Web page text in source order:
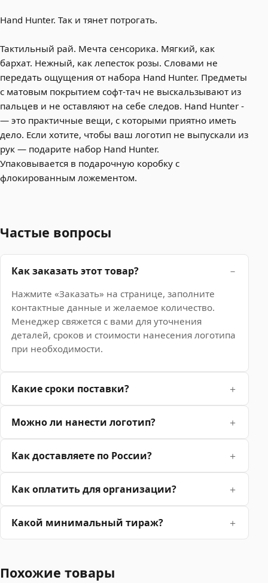
Hand Hunter. Так и тянет потрогать.
Тактильный рай. Мечта сенсорика. Мягкий, как
бархат. Нежный, как лепесток розы. Словами не
передать ощущения от набора Hand Hunter. Предметы
с матовым покрытием софт-тач не выскальзывают из
пальцев и не оставляют на себе следов. Hand Hunter ­
— это практичные вещи, с которыми приятно иметь
дело. Если хотите, чтобы ваш логотип не выпускали из
рук — подарите набор Hand Hunter.
Упаковывается в подарочную коробку с
флокированным ложементом.
Частые вопросы
Как заказать этот товар?
Нажмите «Заказать» на странице, заполните
контактные данные и желаемое количество.
Менеджер свяжется с вами для уточнения
деталей, сроков и стоимости нанесения логотипа
при необходимости.
Какие сроки поставки?
Можно ли нанести логотип?
Как доставляете по России?
Как оплатить для организации?
Какой минимальный тираж?
Похожие товары